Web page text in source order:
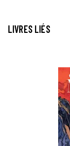
LIVRES LIÉS